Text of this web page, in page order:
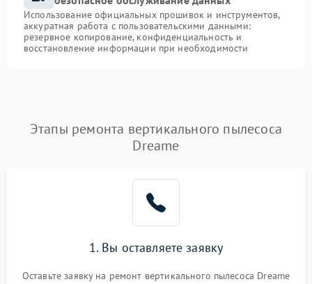
Использование официальных прошивок и инструментов,
аккуратная работа с пользовательскими данными:
резервное копирование, конфиденциальность и
восстановление информации при необходимости
Этапы ремонта вертикального пылесоса
Dreame
1. Вы оставляете заявку
Оставьте заявку на ремонт вертикального пылесоса Dreame